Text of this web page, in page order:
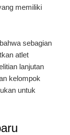
memiliki
sebagian
atlet
lanjutan
kelompok
untuk